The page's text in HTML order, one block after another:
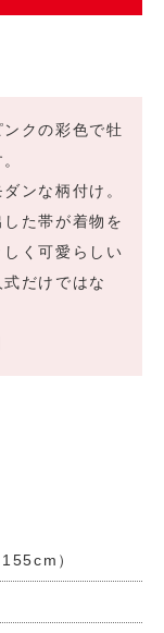
クの彩色で牡
ンな柄付け。
た帯が着物を
く可愛らしい
だけではな
）